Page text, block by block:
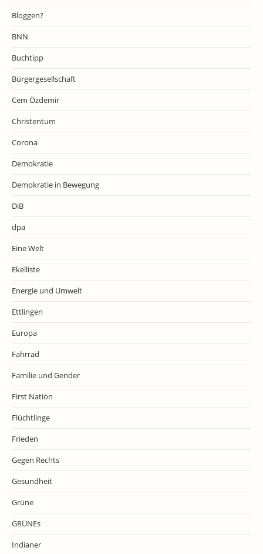
Bloggen?
BNN
Buchtipp
Bürgergesellschaft
Cem Özdemir
Christentum
Corona
Demokratie
Demokratie in Bewegung
DiB
dpa
Eine Welt
Ekelliste
Energie und Umwelt
Ettlingen
Europa
Fahrrad
Familie und Gender
First Nation
Flüchtlinge
Frieden
Gegen Rechts
Gesundheit
Grüne
GRÜNEs
Indianer